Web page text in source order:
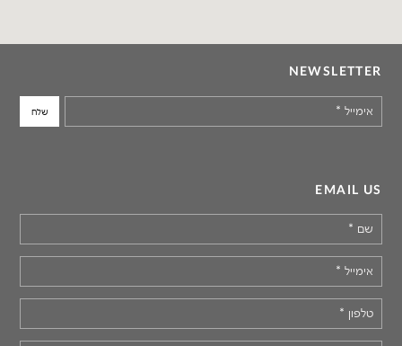
NEWSLETTER
אימייל *
EMAIL US
שם *
אימייל *
טלפון *